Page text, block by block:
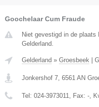
Goochelaar Cum Fraude
Niet gevestigd in de plaats
Gelderland.
Gelderland » Groesbeek |
Jonkershof 7 6561 AN
Tel: 024-3973011 , Fax: - ,